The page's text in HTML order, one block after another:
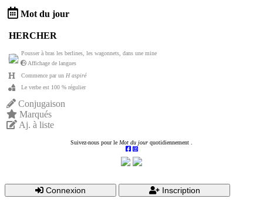
Mot du jour
HERCHER
Pousser à bras les berlines, les wagonnets, dans une mine
Affichage de langues
Commence par un H aspiré
Le verbe est 100 % régulier
Conjugaison
Marqués
Aj. à liste
Suivez-nous pour le Mot du jour quotidiennement .
Connexion Inscription